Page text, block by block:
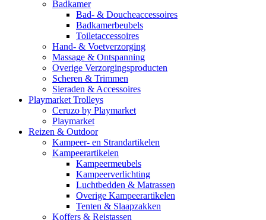
Badkamer
Bad- & Doucheaccessoires
Badkamerbeubels
Toiletaccessoires
Hand- & Voetverzorging
Massage & Ontspanning
Overige Verzorgingsproducten
Scheren & Trimmen
Sieraden & Accessoires
Playmarket Trolleys
Ceruzo by Playmarket
Playmarket
Reizen & Outdoor
Kampeer- en Strandartikelen
Kampeerartikelen
Kampeermeubels
Kampeerverlichting
Luchtbedden & Matrassen
Overige Kampeerartikelen
Tenten & Slaapzakken
Koffers & Reistassen